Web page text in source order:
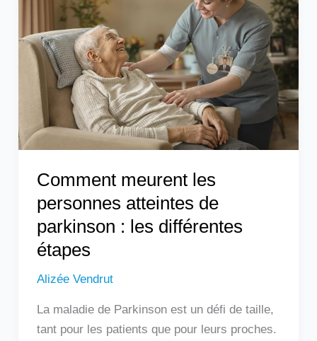
Comment meurent les
personnes atteintes de
parkinson : les différentes
étapes
Alizée Vendrut
La maladie de Parkinson est un défi de taille,
tant pour les patients que pour leurs proches.
personnes
atteintes
de
parkinson
les
différentes
étapes